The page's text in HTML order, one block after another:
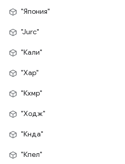
"Япония"
"Jurc"
"Кали"
"Хар"
"Кхмр"
"Ходж"
"Кнда"
"Кпел"